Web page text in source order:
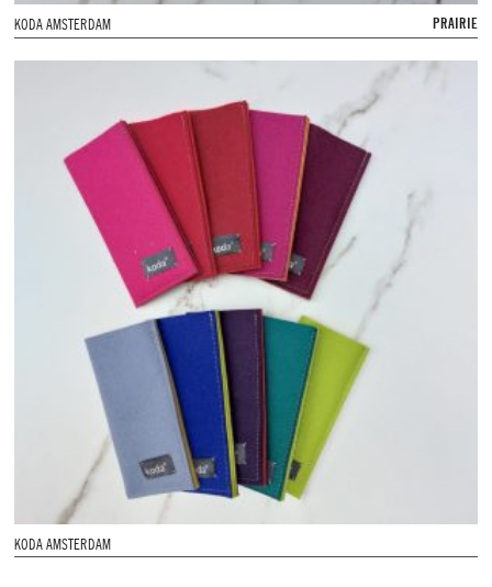
KODA AMSTERDAM PRAIRIE
KODA AMSTERDAM